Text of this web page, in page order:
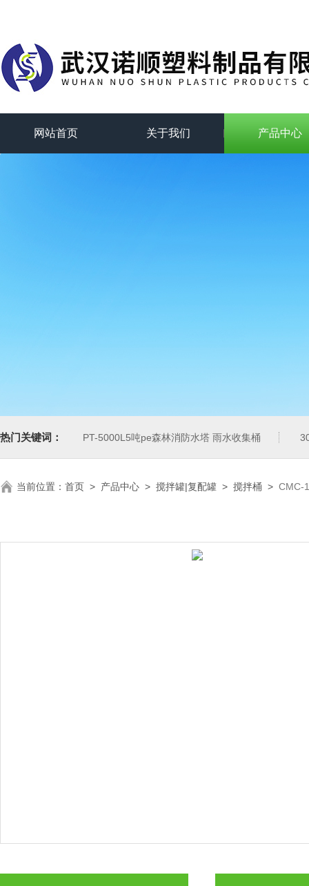
网站首页 关于我们 产品中心
热门关键词： PT-5000L5吨pe森林消防水塔 雨水收集桶
当前位置： 首页 > 产品中心 > 搅拌罐|复配罐 > 搅拌桶 > CMC-